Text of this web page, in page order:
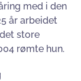
med i den
år arbeidet
store
rømte hun.